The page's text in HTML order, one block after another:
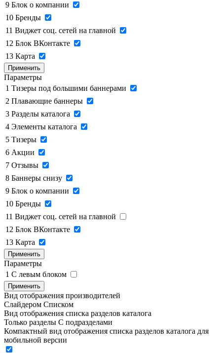
9 Блок о компании
10 Бренды
11 Виджет соц. сетей на главной
12 Блок ВКонтакте
13 Карта
Применить
Параметры
1 Тизеры под большими баннерами
2 Плавающие баннеры
3 Разделы каталога
4 Элементы каталога
5 Тизеры
6 Акции
7 Отзывы
8 Баннеры снизу
9 Блок о компании
10 Бренды
11 Виджет соц. сетей на главной
12 Блок ВКонтакте
13 Карта
Применить
Параметры
1 C левым блоком
Применить
Вид отображения производителей
Слайдером Списком
Вид отображения списка разделов каталога
Только разделы С подразделами
Компактный вид отображения списка разделов каталога для
мобильной версии